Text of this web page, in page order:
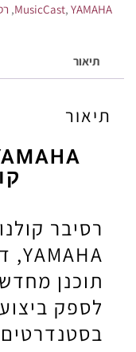
MusicCast, YAMAHA
,
תיאור
תיאור
רסיבר
תוכנן
לספק
בסטנדרטים